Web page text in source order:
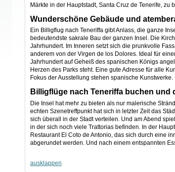
Märkte in der Hauptstadt, Santa Cruz de Tenerife, zu
Wunderschöne Gebäude und
Ein Billigflug nach Teneriffa gibt Anlass, die ganze
bedeutendste sakrale Bau der ganzen Insel. Die
Jahrhundert. Im Inneren setzt sich die prunkvolle
anderem von der Virgen de los Dolores. Ideal für
Jahrhundert auf Geheiß des spanischen Königs
Herzen des Parks steht. Eine gute Adresse für alle
Fokus der Ausstellung stehen spanische
Billigflüge nach Teneriffa buchen und
Die Insel hat mehr zu bieten als nur malerische
echten Szenetreffpunkt hat sich in letzter Zeit das
sich überall in der Stadt verteilen. Und am Abend
in der sich noch viele Trattorias befinden. In der
Restaurant El Coto de Antonio, das sich durch eine
abgerundet werden. Und nach einem entspannten
ausklappen